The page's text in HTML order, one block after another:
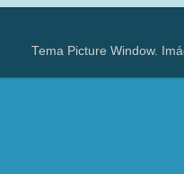
Tema Picture Window.